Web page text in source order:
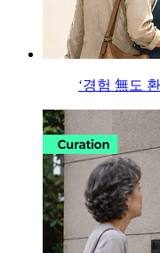
‘경험 無도